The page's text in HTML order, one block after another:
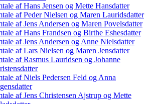
af Hans Jensen og Mette Hansdatter
af Peder Nielsen og Maren Lauridsdatter
af Jens Andersen og Maren Povelsdatter
af Hans Frandsen og Birthe Eshesdatter
af Jens Andersen og Anne Nielsdatter
af Lars Nielsen og Maren Jensdatter
af Rasmus Lauridsen og Johanne
af Niels Pedersen Feld og Anna
af Jens Christensen Ajstrup og Mette